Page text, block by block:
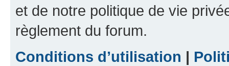
et de notre politique de vie
règlement du forum.
Conditions d’utilisation |